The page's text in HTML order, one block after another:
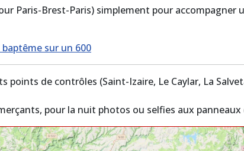
Paris-Brest-Paris) simplement pour
baptême sur un 600
points de contrôles (Saint-Izaire, Le Caylar, La
pour la nuit photos ou selfies aux panneaux